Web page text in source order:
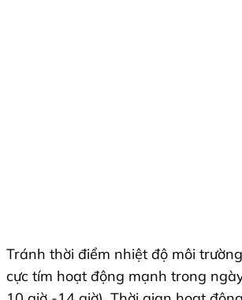
Tránh thời điểm nhiệt độ môi
cực tím hoạt động mạnh trong